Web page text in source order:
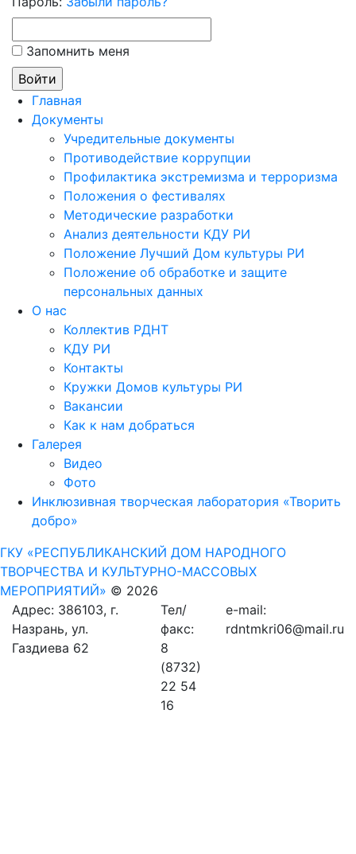
Запомнить меня
Главная
Документы
Учредительные документы
Противодействие коррупции
Профилактика экстремизма и терроризма
Положения о фестивалях
Методические разработки
Анализ деятельности КДУ РИ
Положение Лучший Дом культуры РИ
Положение об обработке и защите
персональных данных
О нас
Коллектив РДНТ
КДУ РИ
Контакты
Кружки Домов культуры РИ
Вакансии
Как к нам добраться
Галерея
Видео
Фото
Инклюзивная творческая лаборатория «Творить
добро»
ГКУ «РЕСПУБЛИКАНСКИЙ ДОМ НАРОДНОГО
ТВОРЧЕСТВА И КУЛЬТУРНО-МАССОВЫХ
МЕРОПРИЯТИЙ» © 2026
Адрес: 386103, г.
Назрань, ул.
Газдиева 62
Тел/
факс:
8
(8732)
22 54
16
e-mail:
rdntmkri06@mail.ru